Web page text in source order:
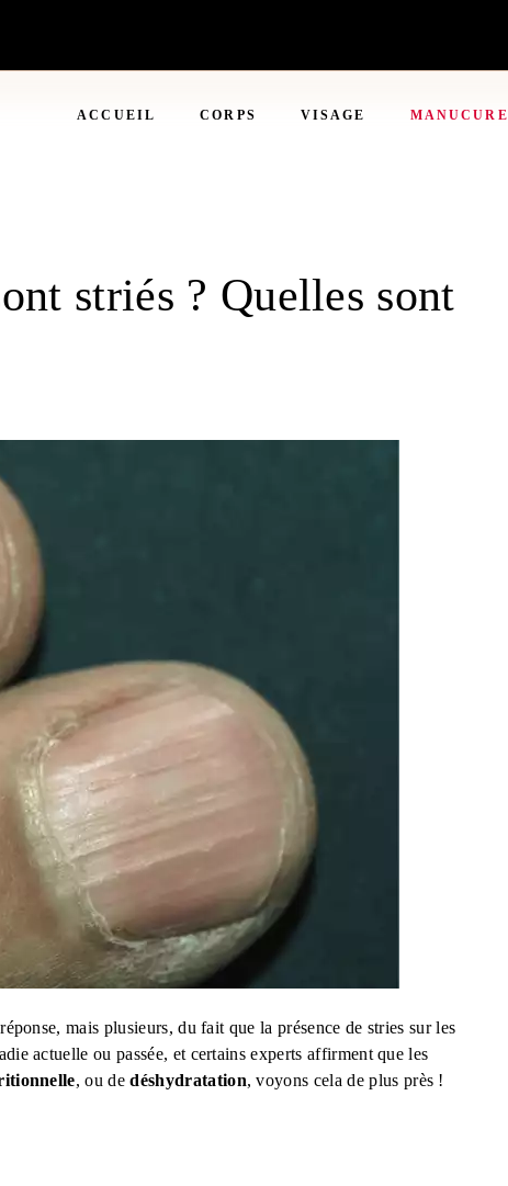
ACCUEIL CORPS VISAGE MANUCURE
striés ? Quelles sont
mais plusieurs, du fait que la présence de stries sur les
actuelle ou passée, et certains experts affirment que les
, ou dedéshydratation, voyons cela de plus près !